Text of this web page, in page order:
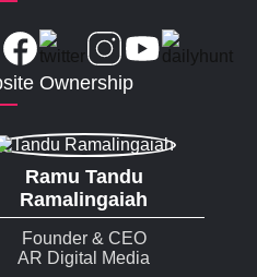
Ownership
Ramu Tandu
Ramalingaiah
Founder & CEO
AR Digital Media